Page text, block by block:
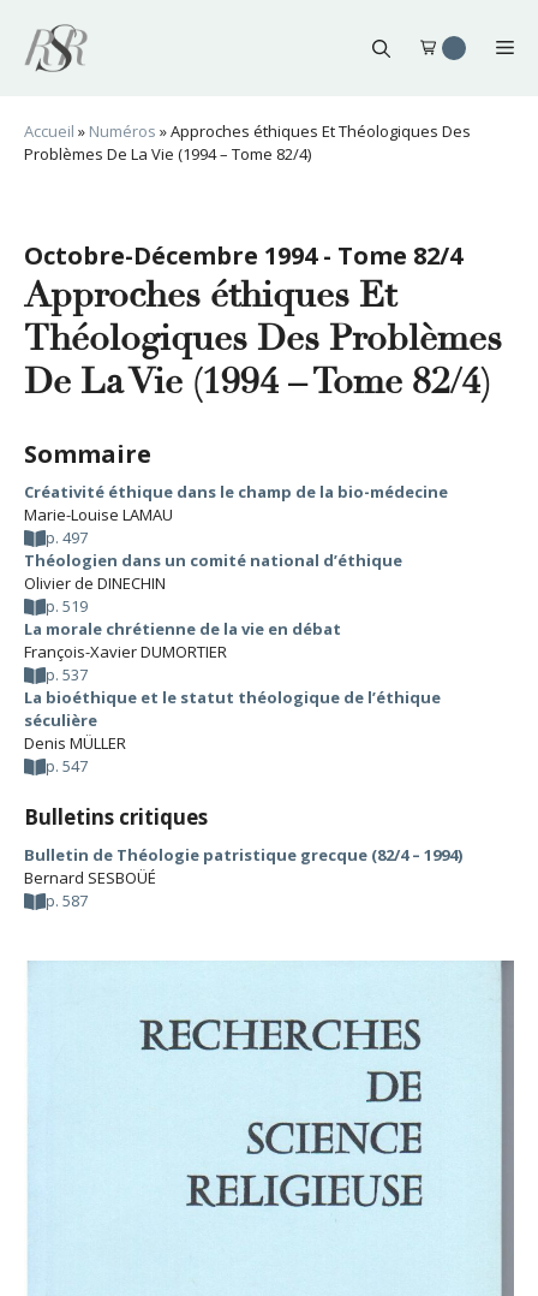
contenu
Accueil » Numéros »Approches éthiques Et Théologiques Des
Problèmes De La Vie (1994 – Tome 82/4)
Octobre-Décembre 1994 - Tome 82/4
Approches éthiques Et
Théologiques Des Problèmes
De La Vie (1994 – Tome 82/4)
Sommaire
Créativité éthique dans le champ de la bio-médecine
Marie-Louise LAMAU
p. 497
Théologien dans un comité national d’éthique
Olivier de DINECHIN
p. 519
La morale chrétienne de la vie en débat
François-Xavier DUMORTIER
p. 537
La bioéthique et le statut théologique de l’éthique
séculière
Denis MÜLLER
p. 547
Bulletins critiques
Bulletin de Théologie patristique grecque (82/4 – 1994)
Bernard SESBOÜÉ
p. 587